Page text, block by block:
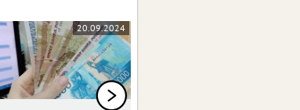
20.09.2024